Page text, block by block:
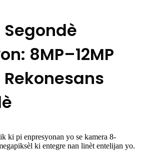
8MP–12MP
ki pi enpresyonan yo se kamera 8-
ki entegre nan linèt entelijan yo.